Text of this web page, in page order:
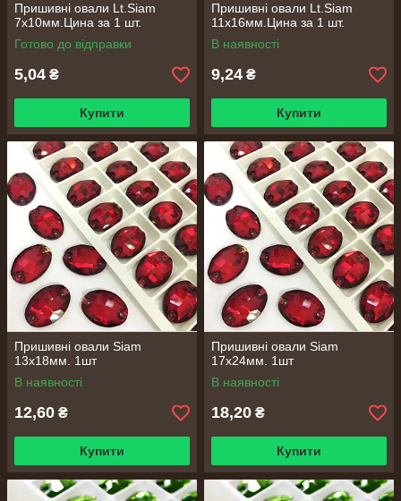
Пришивні овали Lt.Siam
7х10мм.Цина за 1 шт.
Готово до відправки
5,04 ₴
Купити
Пришивні овали Lt.Siam
11х16мм.Цина за 1 шт.
В наявності
9,24 ₴
Купити
Пришивні овали Siam
13х18мм. 1шт
В наявності
12,60 ₴
Купити
Пришивні овали Siam
17х24мм. 1шт
В наявності
18,20 ₴
Купити